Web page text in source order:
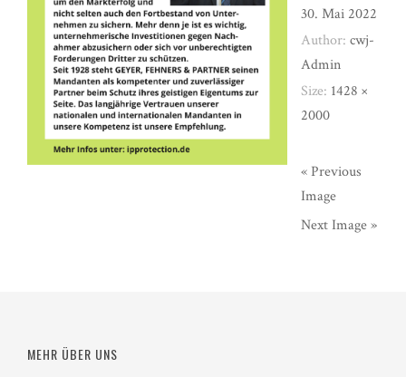
30. Mai 2022
Author:cwj-
Admin
Size: 1428 ×
2000
« Previous
Image
Next Image »
MEHR ÜBER UNS